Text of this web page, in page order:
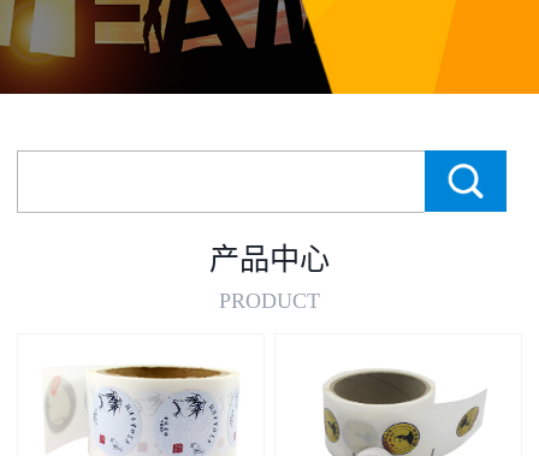
产品中心
PRODUCT